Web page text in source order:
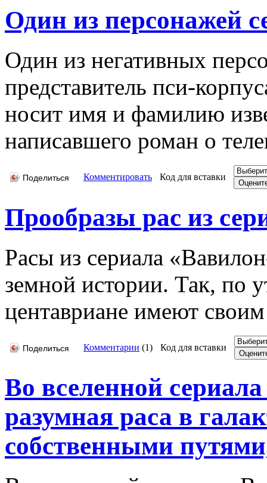
Один из персонажей
Один из негативных
представитель пси-
носит имя и фамилию
написавшего роман о
Поделиться Комментировать Код для вставки
Прообразы рас из
Расы из сериала
земной истории. Так, по
центавриане имеют
Поделиться Комментарии (1) Код для вставки
Во вселенной
разумная раса в
собственными